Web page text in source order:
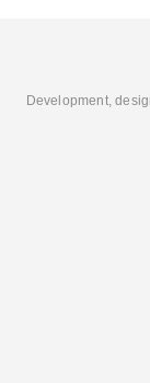
Development,